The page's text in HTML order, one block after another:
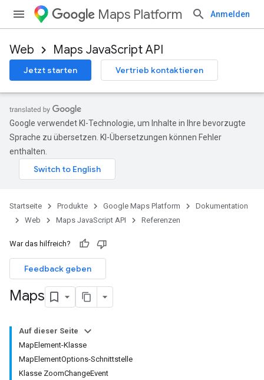
Maps Platform Anmelden
Web Maps JavaScript API
Jetzt starten Vertrieb kontaktieren
Google verwendet KI-Technologie, um Inhalte in Ihre bevorzugte
Sprache zu übersetzen. KI-Übersetzungen können Fehler
enthalten.
Startseite Produkte Google Maps Platform
Dokumentation
Web
Maps JavaScript API Referenzen
War das hilfreich?
Feedback geben
Maps
Auf dieser Seite
MapElement-Klasse
MapElementOptions-Schnittstelle
Klasse ZoomChangeEvent